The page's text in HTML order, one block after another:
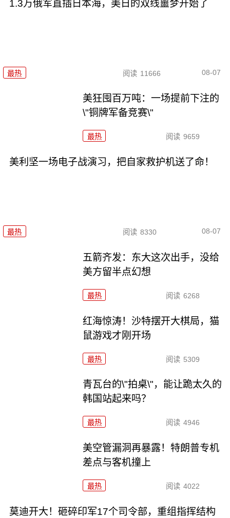
1.3万俄军直插日本海，美日的双线噩梦开始了
最热 阅读 11666 08-07
美狂囤百万吨：一场提前下注的
\"铜牌军备竞赛\"
最热 阅读 9659
美利坚一场电子战演习，把自家救护机送了命！
最热 阅读 8330 08-07
五箭齐发：东大这次出手，没给
美方留半点幻想
最热 阅读 6268
红海惊涛！沙特摆开大棋局，猫
鼠游戏才刚开场
最热 阅读 5309
青瓦台的\"拍桌\"，能让跪太久的
韩国站起来吗？
最热 阅读 4946
美空管漏洞再暴露！特朗普专机
差点与客机撞上
最热 阅读 4022
莫迪开大！砸碎印军17个司令部，重组指挥结构